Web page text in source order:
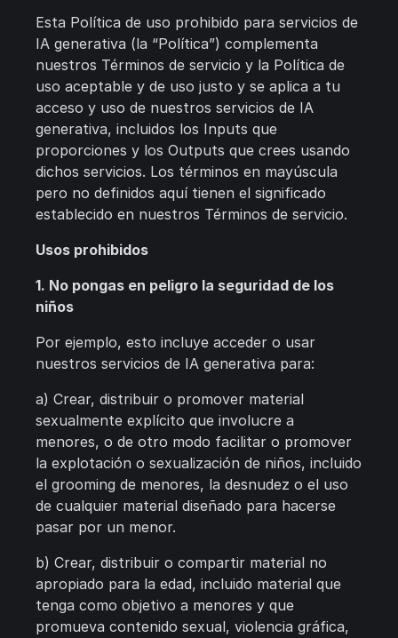
Esta Política de uso prohibido para servicios de
IA generativa (la “Política”) complementa
nuestros Términos de servicio y la Política de
uso aceptable y de uso justo y se aplica a tu
acceso y uso de nuestros servicios de IA
generativa, incluidos los Inputs que
proporciones y los Outputs que crees usando
dichos servicios. Los términos en mayúscula
pero no definidos aquí tienen el significado
establecido en nuestros Términos de servicio.
Usos prohibidos
1. No pongas en peligro la seguridad de los
niños
Por ejemplo, esto incluye acceder o usar
nuestros servicios de IA generativa para:
a) Crear, distribuir o promover material
sexualmente explícito que involucre a
menores, o de otro modo facilitar o promover
la explotación o sexualización de niños, incluido
el grooming de menores, la desnudez o el uso
de cualquier material diseñado para hacerse
pasar por un menor.
b) Crear, distribuir o compartir material no
apropiado para la edad, incluido material que
tenga como objetivo a menores y que
promueva contenido sexual, violencia gráfica,